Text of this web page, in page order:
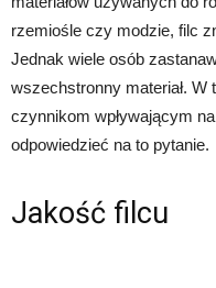
rzemiośle czy modzie, filc
Jednak wiele osób
wszechstronny materiał.
czynnikom wpływającym
odpowiedzieć na to pytanie.
Jakość filcu